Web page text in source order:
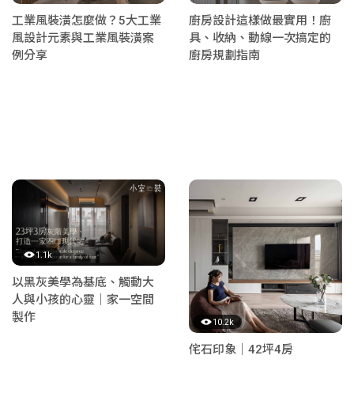
工業風裝潢怎麼做？5大工業
風設計元素與工業風裝潢案
例分享
廚房設計這樣做最實用！廚
具、收納、動線一次搞定的
廚房規劃指南
1.1k
以黑灰美學為基底、觸動大
人與小孩的心靈｜家一空間
製作
10.2k
侘石印象｜42坪4房